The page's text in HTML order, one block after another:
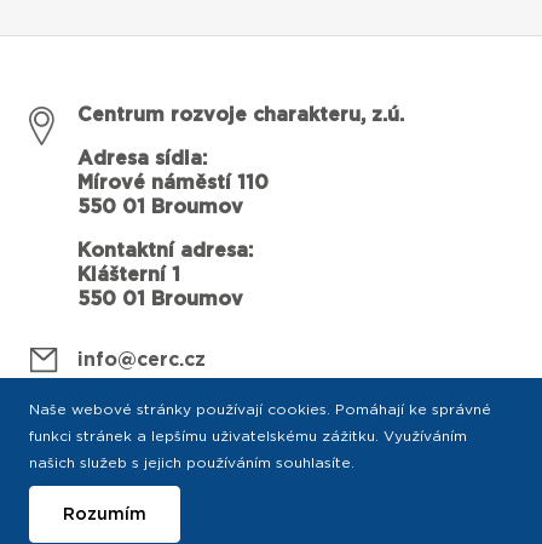
Centrum rozvoje charakteru, z.ú.
Adresa sídla:
Mírové náměstí 110
550 01 Broumov
Kontaktní adresa:
Klášterní 1
550 01 Broumov
info@cerc.cz
Naše webové stránky používají cookies. Pomáhají ke správné
funkci stránek a lepšímu uživatelskému zážitku. Využíváním
našich služeb s jejich používáním souhlasíte.
Rozumím